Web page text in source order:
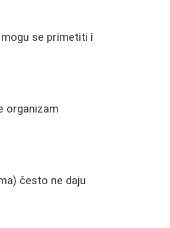
se primetiti i
organizam
često ne daju